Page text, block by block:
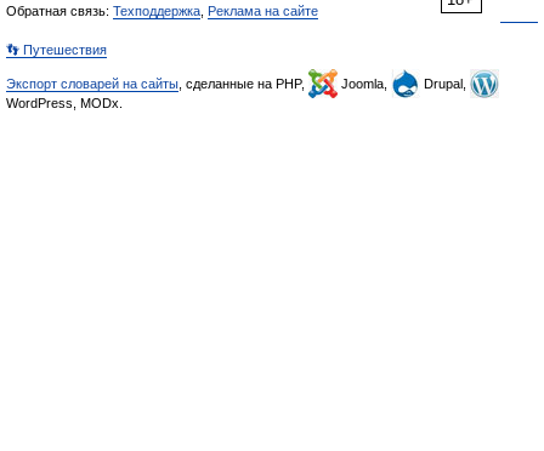
Обратная связь: Техподдержка Реклама на сайте
👣 Путешествия
Экспорт словарей на сайты , сделанные на PHP, Joomla,
Drupal,
WordPress, MODx.